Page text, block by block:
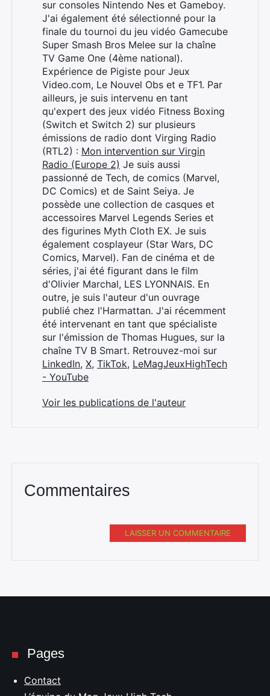
sur consoles Nintendo Nes et Gameboy.
J'ai également été sélectionné pour la
finale du tournoi du jeu vidéo Gamecube
Super Smash Bros Melee sur la chaîne
TV Game One (4ème national).
Expérience de Pigiste pour Jeux
Video.com, Le Nouvel Obs et e TF1. Par
ailleurs, je suis intervenu en tant
qu'expert des jeux vidéo Fitness Boxing
(Switch et Switch 2) sur plusieurs
émissions de radio dont Virging Radio
(RTL2) : Mon intervention sur Virgin
Radio (Europe 2) Je suis aussi
passionné de Tech, de comics (Marvel,
DC Comics) et de Saint Seiya. Je
possède une collection de casques et
accessoires Marvel Legends Series et
des figurines Myth Cloth EX. Je suis
également cosplayeur (Star Wars, DC
Comics, Marvel). Fan de cinéma et de
séries, j'ai été figurant dans le film
d'Olivier Marchal, LES LYONNAIS. En
outre, je suis l'auteur d'un ouvrage
publié chez l'Harmattan. J'ai récemment
été intervenant en tant que spécialiste
sur l'émission de Thomas Hugues, sur la
chaîne TV B Smart. Retrouvez-moi sur
LinkedIn, X, TikTok, LeMagJeuxHighTech
- YouTube
Voir les publications de l'auteur
Commentaires
LAISSER UN COMMENTAIRE
Pages
Contact
Rechercher
: